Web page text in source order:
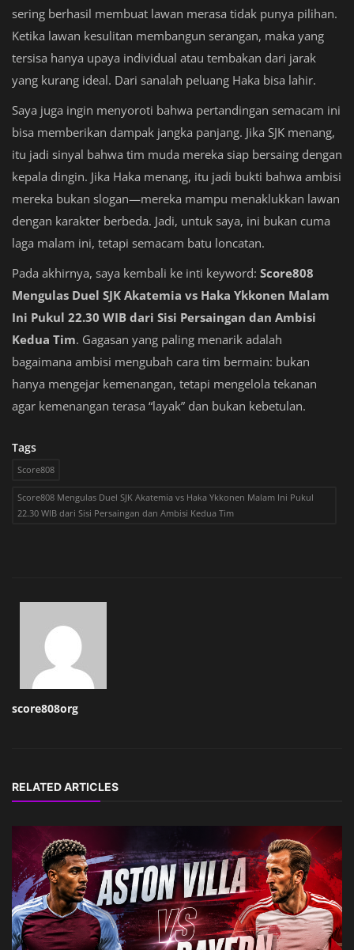
sering berhasil membuat lawan merasa tidak punya pilihan.
Ketika lawan kesulitan membangun serangan, maka yang
tersisa hanya upaya individual atau tembakan dari jarak
yang kurang ideal. Dari sanalah peluang Haka bisa lahir.
Saya juga ingin menyoroti bahwa pertandingan semacam ini
bisa memberikan dampak jangka panjang. Jika SJK menang,
itu jadi sinyal bahwa tim muda mereka siap bersaing dengan
kepala dingin. Jika Haka menang, itu jadi bukti bahwa ambisi
mereka bukan slogan—mereka mampu menaklukkan lawan
dengan karakter berbeda. Jadi, untuk saya, ini bukan cuma
laga malam ini, tetapi semacam batu loncatan.
Pada akhirnya, saya kembali ke inti keyword: Score808
Mengulas Duel SJK Akatemia vs Haka Ykkonen Malam
Ini Pukul 22.30 WIB dari Sisi Persaingan dan Ambisi
Kedua Tim. Gagasan yang paling menarik adalah
bagaimana ambisi mengubah cara tim bermain: bukan
hanya mengejar kemenangan, tetapi mengelola tekanan
agar kemenangan terasa “layak” dan bukan kebetulan.
Tags
Score808
Score808 Mengulas Duel SJK Akatemia vs Haka Ykkonen Malam Ini Pukul
22.30 WIB dari Sisi Persaingan dan Ambisi Kedua Tim
score808org
RELATED ARTICLES